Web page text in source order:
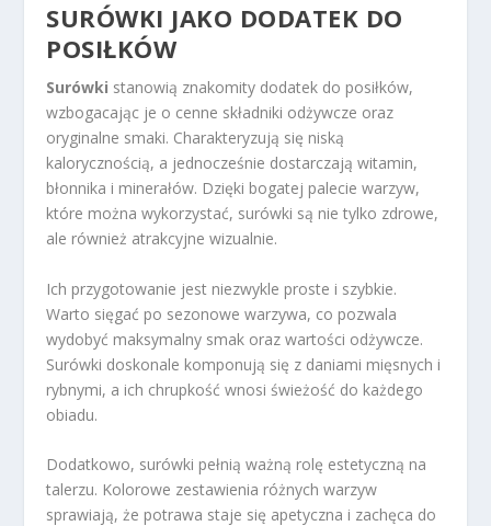
SURÓWKI JAKO DODATEK DO
POSIŁKÓW
Surówki stanowią znakomity dodatek do posiłków,
wzbogacając je o cenne składniki odżywcze oraz
oryginalne smaki. Charakteryzują się niską
kalorycznością, a jednocześnie dostarczają witamin,
błonnika i minerałów. Dzięki bogatej palecie warzyw,
które można wykorzystać, surówki są nie tylko zdrowe,
ale również atrakcyjne wizualnie.
Ich przygotowanie jest niezwykle proste i szybkie.
Warto sięgać po sezonowe warzywa, co pozwala
wydobyć maksymalny smak oraz wartości odżywcze.
Surówki doskonale komponują się z daniami mięsnych i
rybnymi, a ich chrupkość wnosi świeżość do każdego
obiadu.
Dodatkowo, surówki pełnią ważną rolę estetyczną na
talerzu. Kolorowe zestawienia różnych warzyw
sprawiają, że potrawa staje się apetyczna i zachęca do